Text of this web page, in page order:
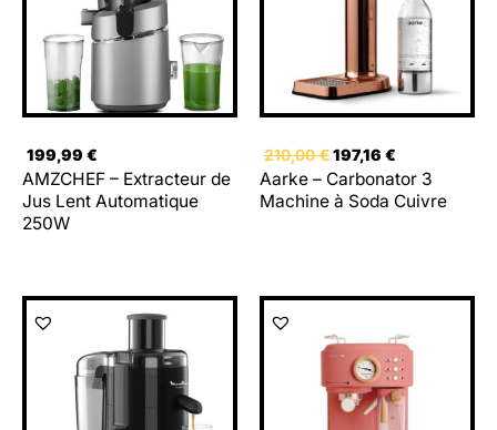
199,99 €
AMZCHEF – Extracteur de
Jus Lent Automatique
250W
210,00€197,16 €
Aarke – Carbonator 3
Machine à Soda Cuivre
Le
initial
était :
160,95 €.
Le
actuel
est :
140,95 €.